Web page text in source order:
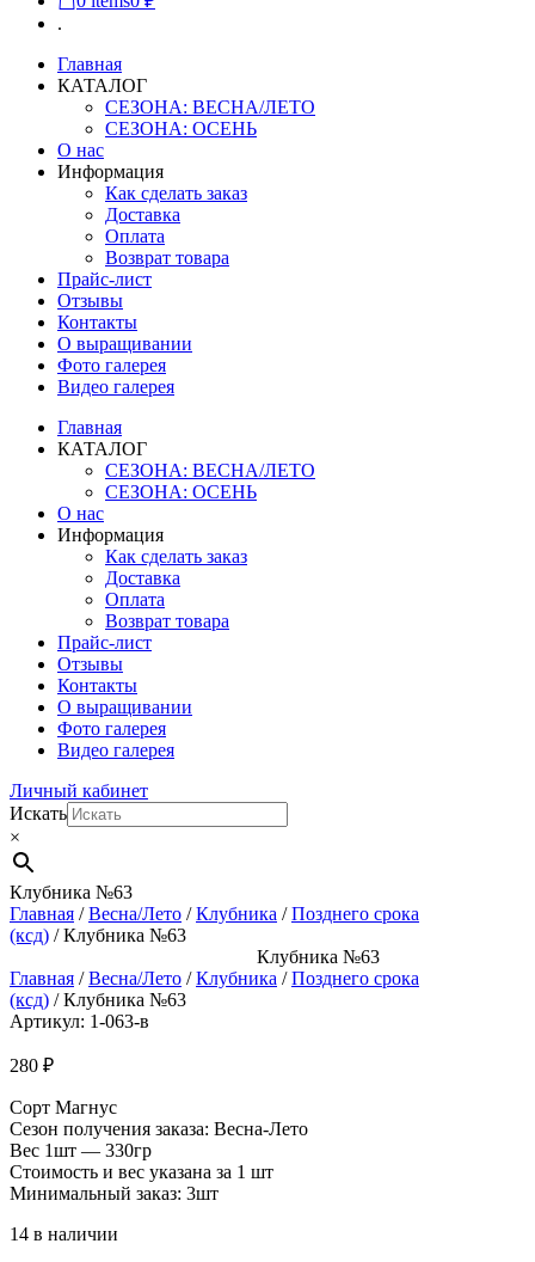
.
Главная
КАТАЛОГ
СЕЗОНА: ВЕСНА/ЛЕТО
СЕЗОНА: ОСЕНЬ
О нас
Информация
Как сделать заказ
Доставка
Оплата
Возврат товара
Прайс-лист
Отзывы
Контакты
О выращивании
Фото галерея
Видео галерея
Главная
КАТАЛОГ
СЕЗОНА: ВЕСНА/ЛЕТО
СЕЗОНА: ОСЕНЬ
О нас
Информация
Как сделать заказ
Доставка
Оплата
Возврат товара
Прайс-лист
Отзывы
Контакты
О выращивании
Фото галерея
Видео галерея
Личный кабинет
Искать
×
Клубника №63
Главная /Весна/Лето /Клубника /Позднего срока
(ксд) / Клубника №63
Клубника №63
Главная /Весна/Лето /Клубника /Позднего срока
(ксд) / Клубника №63
Артикул: 1-063-в
280 ₽
Сорт Магнус
Сезон получения заказа: Весна-Лето
Вес 1шт — 330гр
Стоимость и вес указана за 1 шт
Минимальный заказ: 3шт
14 в наличии